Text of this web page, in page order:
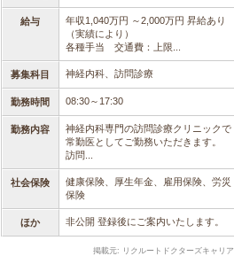
給与
年収1,040万円 ～2,000万円 昇給あり
（実績により）
各種手当 交通費：上限...
募集科目 神経内科、訪問診療
勤務時間 08:30～17:30
勤務内容
神経内科専門の訪問診療クリニックで
常勤医としてご勤務いただきます。
訪問...
社会保険
健康保険、厚生年金、雇用保険、労災
保険
ほか 非公開 登録後にご案内いたします。
掲載元: リクルートドクターズキャリア